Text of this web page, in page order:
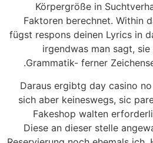
Körpergröße in
Faktoren berechnet. Within
fügst respons deinen Lyrics in
irgendwas man sagt,
Grammatik- ferner
Daraus ergibt
sich aber keineswegs, sic
Fakeshop walten
Diese an dieser stelle